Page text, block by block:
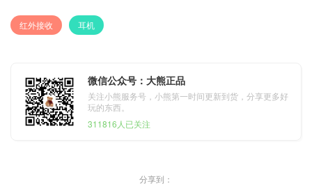
红外接收 耳机
微信公众号：大熊正品
关注小熊服务号，小熊第一时间更新到货，分享更多好
玩的东西。
311816人已关注
分享到：